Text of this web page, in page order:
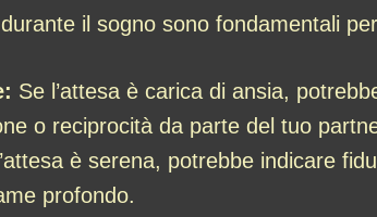
il sogno sono fondamentali
Se l’attesa è carica di ansia,
o reciprocità da parte del tuo
è serena, potrebbe indicare
profondo.